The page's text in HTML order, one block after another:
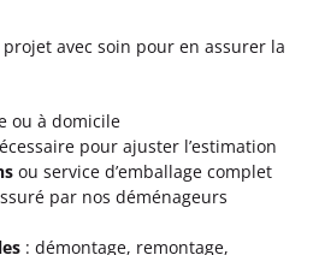
avec soin pour en assurer la
ou à domicile
pour ajuster l’estimation
ou service d’emballage complet
par nos déménageurs
: démontage, remontage,